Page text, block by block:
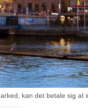
kan det betale sig